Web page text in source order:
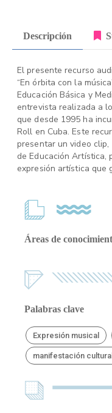
Descripción
El presente recurso
“En órbita con la
Educación Básica y
entrevista realizada a
que desde 1995 ha
Roll en Cuba. Este
presentar un video
de Educación Artística,
expresión artística que
Áreas de
Palabras clave
Expresión musical
manifestación cultural